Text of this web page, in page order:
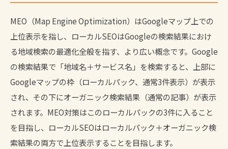
MEO（Map Engine Optimization）はGoogleマップ上での
上位表示を指し、ローカルSEOはGoogleの検索結果におけ
る地域検索の最適化全般を指す、より広い概念です。Google
の検索結果で「地域名＋サービス名」を検索すると、上部に
Googleマップの枠（ローカルパック、通常3件表示）が表示
され、その下にオーガニック検索結果（通常の記事）が表示
されます。MEO対策はこのローカルパックの3件に入ること
を目指し、ローカルSEOはローカルパック＋オーガニック検
索結果の両方で上位表示することを目指します。